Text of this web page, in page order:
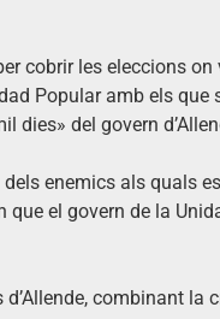
cobrir les eleccions
Popular amb els que
dies» del govern
enemics als quals
que el govern de la
combinant la